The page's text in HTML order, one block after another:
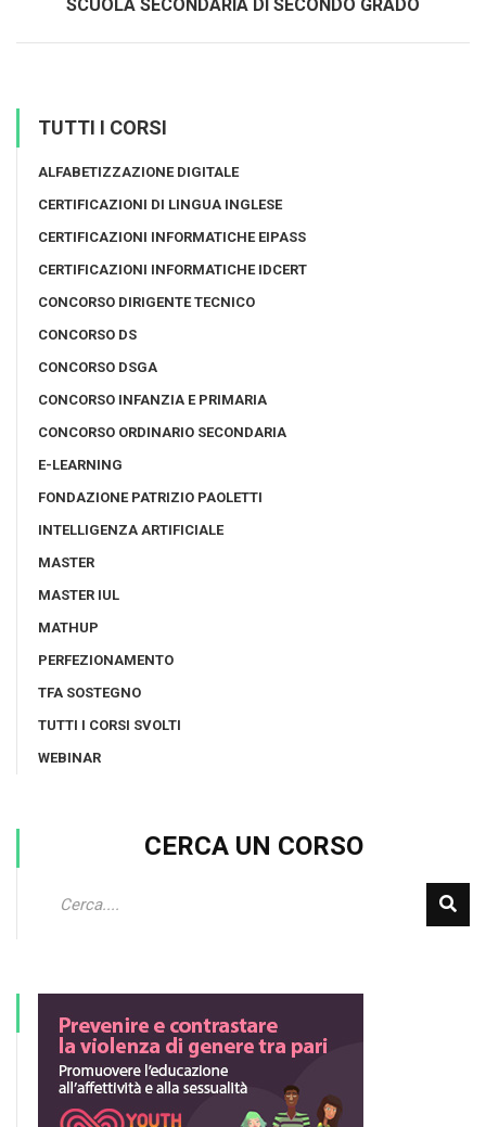
SCUOLA SECONDARIA DI SECONDO GRADO
TUTTI I CORSI
ALFABETIZZAZIONE DIGITALE
CERTIFICAZIONI DI LINGUA INGLESE
CERTIFICAZIONI INFORMATICHE EIPASS
CERTIFICAZIONI INFORMATICHE IDCERT
CONCORSO DIRIGENTE TECNICO
CONCORSO DS
CONCORSO DSGA
CONCORSO INFANZIA E PRIMARIA
CONCORSO ORDINARIO SECONDARIA
E-LEARNING
FONDAZIONE PATRIZIO PAOLETTI
INTELLIGENZA ARTIFICIALE
MASTER
MASTER IUL
MATHUP
PERFEZIONAMENTO
TFA SOSTEGNO
TUTTI I CORSI SVOLTI
WEBINAR
CERCA UN CORSO